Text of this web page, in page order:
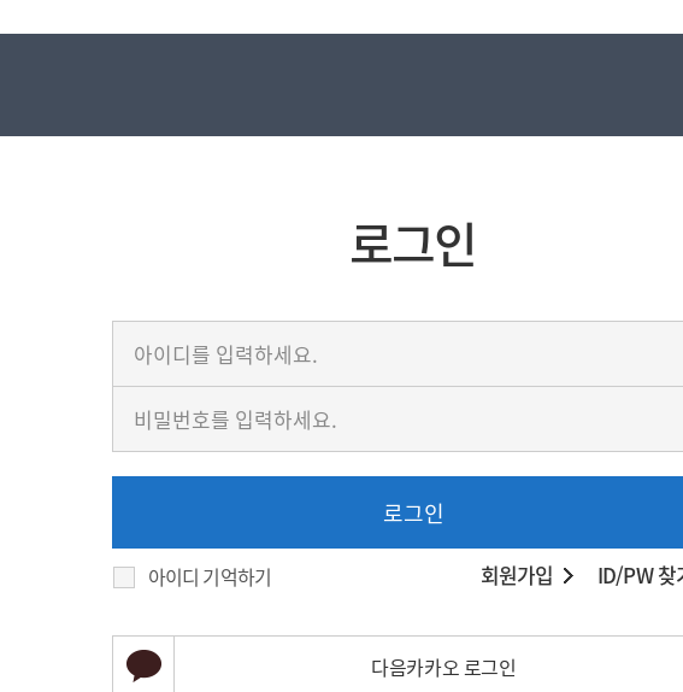
로그인
로그인
아이디 기억하기 회원가입 ID/PW 찾
다음카카오 로그인